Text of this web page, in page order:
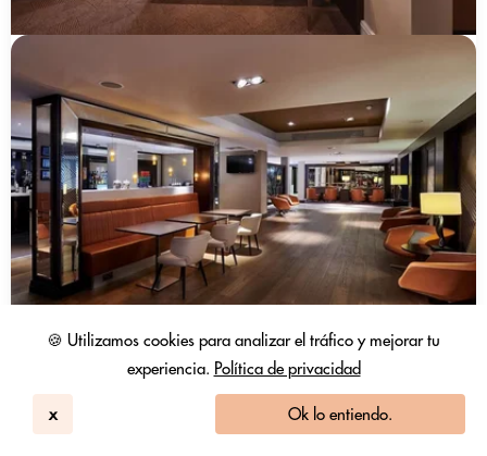
🍪 Utilizamos cookies para analizar el tráfico y mejorar tu
experiencia. Política de privacidad
x Ok lo entiendo.